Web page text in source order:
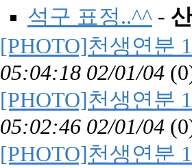
석구 표정..^^ -
[PHOTO]천생연분
05:04:18 02/01/04 (
[PHOTO]천생연분
05:02:46 02/01/04 (
[PHOTO]천생연분